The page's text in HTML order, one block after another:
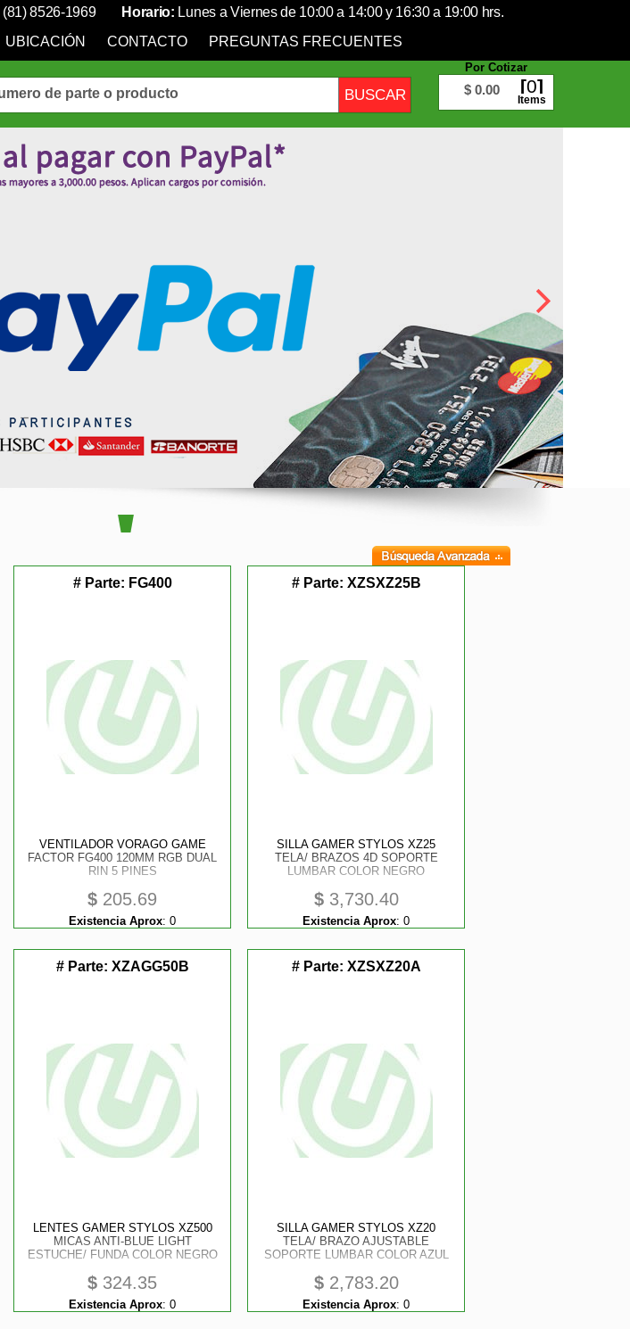
(81) 8526-1969 Horario: Lunes a Viernes de 10:00 a 14:00 y 16:30 a 19:00 hrs.
UBICACIÓN CONTACTO PREGUNTAS FRECUENTES
Por Cotizar
$ 0.00 0
Items
# Parte: FG400
VENTILADOR VORAGO GAME
FACTOR FG400 120MM RGB DUAL
RIN 5 PINES
$ 205.69
Existencia Aprox: 0
# Parte: XZSXZ25B
SILLA GAMER STYLOS XZ25
TELA/ BRAZOS 4D SOPORTE
LUMBAR COLOR NEGRO
$3,730.40
Existencia Aprox: 0
# Parte: XZAGG50B
LENTES GAMER STYLOS XZ500
MICAS ANTI-BLUE LIGHT
ESTUCHE/ FUNDA COLOR NEGRO
$ 324.35
Existencia Aprox: 0
# Parte: XZSXZ20A
SILLA GAMER STYLOS XZ20
TELA/ BRAZO AJUSTABLE
SOPORTE LUMBAR COLOR AZUL
$2,783.20
Existencia Aprox: 0